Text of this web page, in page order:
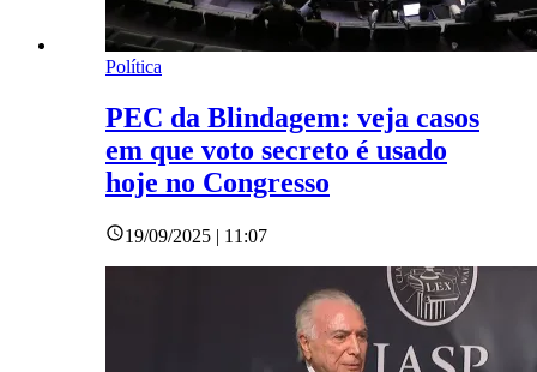
Política
PEC da Blindagem: veja casos
em que voto secreto é usado
hoje no Congresso
19/09/2025 | 11:07